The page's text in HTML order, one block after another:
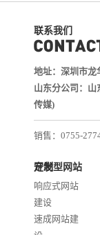
联系我们
地址：深圳市龙
山东分公司：山
传媒)
销售：0755-
邮箱：
定制型网站开发
响应式网站
建设
速成网站建